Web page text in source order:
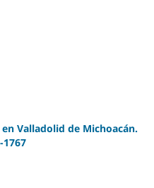
Valladolid de Michoacán.